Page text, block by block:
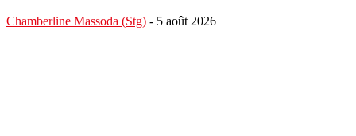
Chamberline Massoda (Stg) - 5 août 2026